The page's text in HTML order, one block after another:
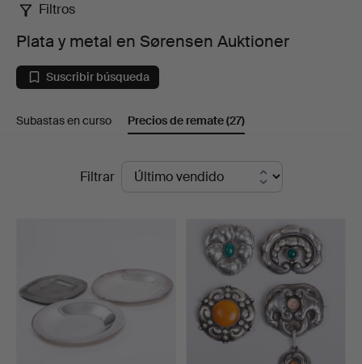
Plata
metal
en
Sørensen
Filtros
Plata y metal en Sørensen Auktioner
Suscribir búsqueda
Subastas en curso Precios de remate(27)
Filtrar